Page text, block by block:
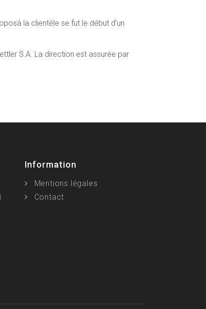
la clientèle se fut le début d’un
S.A. La direction est assurée par
Information
Mentions légales
Contact